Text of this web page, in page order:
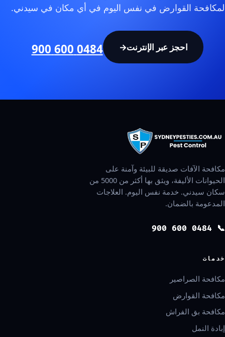
لمكافحة القوارض في نفس اليوم في أي مكان في سيدني.
احجز عبر الإنترنت→
0484 600 900
مكافحة الآفات صديقة للبيئة وآمنة على
الحيوانات الأليفة، ويثق بها أكثر من 5000 من
سكان سيدني. خدمة نفس اليوم. العلاجات
المدعومة بالضمان.
📞 0484 600 900
خدمات
مكافحة الصراصير
مكافحة القوارض
مكافحة بق الفراش
إبادة النمل